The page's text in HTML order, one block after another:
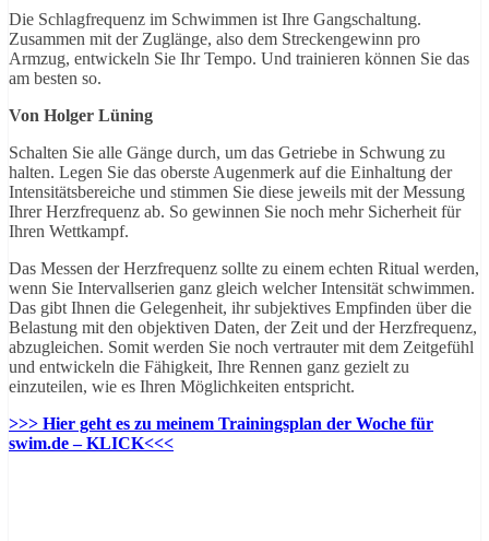
Die Schlagfrequenz im Schwimmen ist Ihre Gangschaltung.
Zusammen mit der Zuglänge, also dem Streckengewinn pro
Armzug, entwickeln Sie Ihr Tempo. Und trainieren können Sie das
am besten so.
Von Holger Lüning
Schalten Sie alle Gänge durch, um das Getriebe in Schwung zu
halten. Legen Sie das oberste Augenmerk auf die Einhaltung der
Intensitätsbereiche und stimmen Sie diese jeweils mit der Messung
Ihrer Herzfrequenz ab. So gewinnen Sie noch mehr Sicherheit für
Ihren Wettkampf.
Das Messen der Herzfrequenz sollte zu einem echten Ritual werden,
wenn Sie Intervallserien ganz gleich welcher Intensität schwimmen.
Das gibt Ihnen die Gelegenheit, ihr subjektives Empfinden über die
Belastung mit den objektiven Daten, der Zeit und der Herzfrequenz,
abzugleichen. Somit werden Sie noch vertrauter mit dem Zeitgefühl
und entwickeln die Fähigkeit, Ihre Rennen ganz gezielt zu
einzuteilen, wie es Ihren Möglichkeiten entspricht.
>>> Hier geht es zu meinem Trainingsplan der Woche für
swim.de – KLICK<<<